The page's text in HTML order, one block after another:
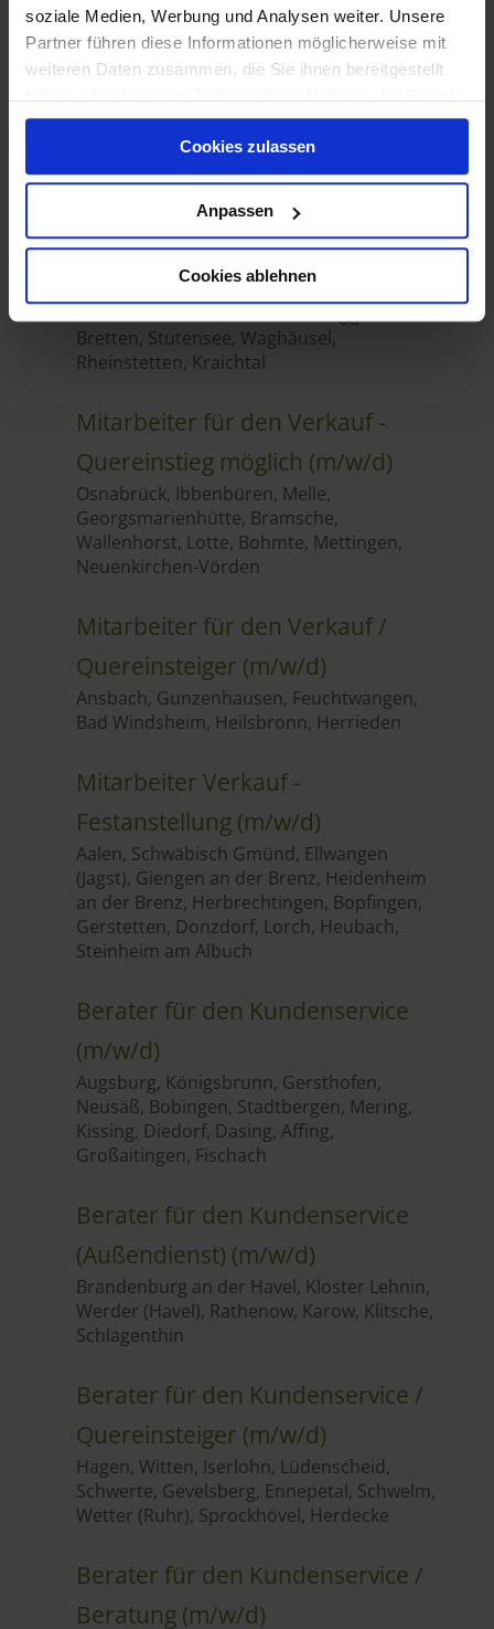
soziale Medien, Werbung und Analysen weiter. Unsere
Partner führen diese Informationen möglicherweise mit
weiteren Daten zusammen, die Sie ihnen bereitgestellt
gesammelt haben.
Cookies zulassen
Anpassen
Cookies ablehnen